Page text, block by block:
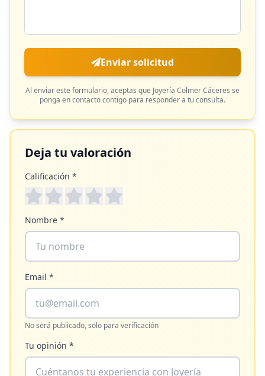
Enviar solicitud
Al enviar este formulario, aceptas que Joyería Colmer Cáceres se
ponga en contacto contigo para responder a tu consulta.
Deja tu valoración
Calificación *
Nombre *
Email *
No será publicado, solo para verificación
Tu opinión *